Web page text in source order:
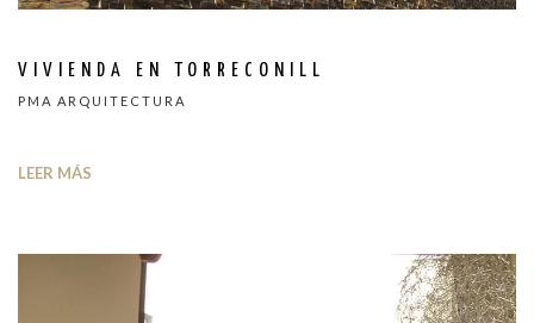
VIVIENDA EN TORRECONILL
PMA ARQUITECTURA
LEER MÁS